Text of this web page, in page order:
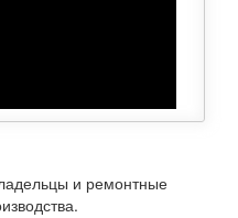
и ремонтные